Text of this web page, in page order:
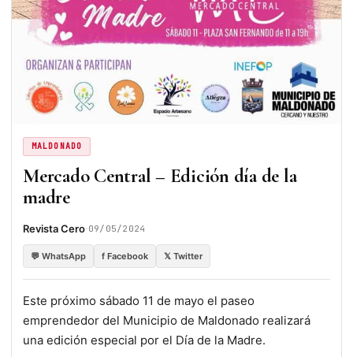
MALDONADO
Mercado Central – Edición día de la
madre
Revista Cero·09/05/2024
💬 WhatsApp f Facebook 𝕏 Twitter
Este próximo sábado 11 de mayo el paseo
emprendedor del Municipio de Maldonado realizará
una edición especial por el Día de la Madre.